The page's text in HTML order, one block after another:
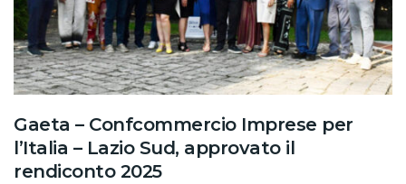
Gaeta – Confcommercio Imprese per
l’Italia – Lazio Sud, approvato il
rendiconto 2025